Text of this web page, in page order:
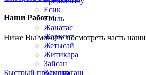
Есик
Есиль
Жанатас
Жаркент
Жетысай
Житикара
Зайсан
Кандыагаш
Наши Работы
Ниже Вы можите посмотреть часть
Быстрый просмотр